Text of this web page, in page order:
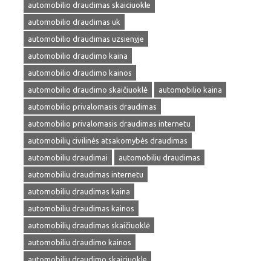
automobilio draudimas skaiciuokle
automobilio draudimas uk
automobilio draudimas uzsienyje
automobilio draudimo kaina
automobilio draudimo kainos
automobilio draudimo skaičiuoklė
automobilio kaina
automobilio privalomasis draudimas
automobilio privalomasis draudimas internetu
automobilių civilinės atsakomybės draudimas
automobiliu draudimai
automobiliu draudimas
automobiliu draudimas internetu
automobiliu draudimas kaina
automobiliu draudimas kainos
automobilių draudimas skaičiuoklė
automobiliu draudimo kainos
automobiliu draudimo skaiciuokle